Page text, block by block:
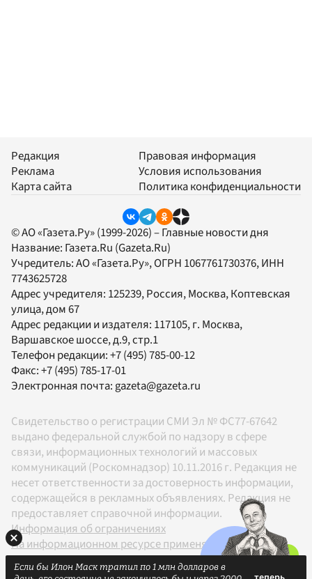
Редакция
Реклама
Карта сайта
Правовая информация
Условия использования
Политика конфиденциальности
© АО «Газета.Ру» (1999-2026) – Главные новости дня
Название: Газета.Ru (Gazeta.Ru)
Учредитель:АО «Газета.Ру», ОГРН 1067761730376, ИНН
7743625728
Адрес учредителя: 125239, Россия, Москва, Коптевская
улица, дом 67
Адрес редакции и издателя: 117105, г. Москва,
Варшавское шоссе, д.9, стр.1
Телефон редакции:+7 (495) 785-00-12
Факс:+7 (495) 785-17-01
Электронная почта:gazeta@gazeta.ru
Свидетельство о регистрации СМИ Эл № ФС77-67642
выдано федеральной службой по надзору в сфере
связи, информационных технологий и массовых
коммуникаций (Роскомнадзор) 10.11.2016 г. Редакция не
несет ответственности за достоверность информации,
содержащейся в рекламных объявлениях. Редакция не
предоставляет справочной информации.
Информация об ограничениях
На информационном ресурсе применяются
рекомендательные технологии в соответствии с
Правилами
Если бы Илон Маск тратил по 1 млн долларов в